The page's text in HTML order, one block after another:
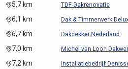
5,7 km TDF-Dakrenovatie
6,1 km Dak & Timmerwerk
6,7 km Dakdekker Nederland
7,0 km Michel van Loon
7,2 km Installatiebedrijf